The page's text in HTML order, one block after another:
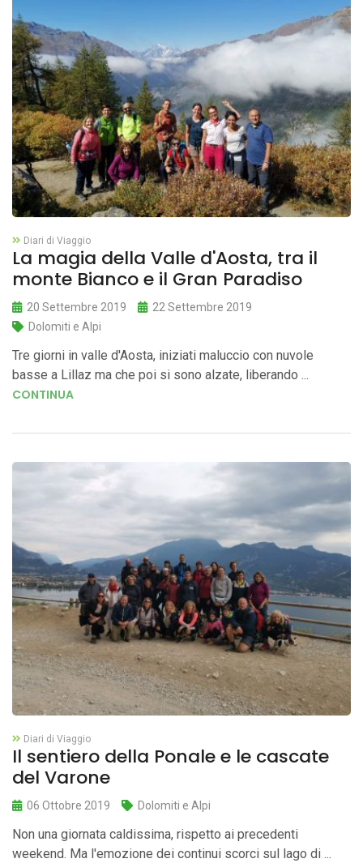
Diari di Viaggio
La magia della Valle d'Aosta, tra il
monte Bianco e il Gran Paradiso
20 Settembre 2019
22 Settembre 2019
Dolomiti e Alpi
Tre giorni in valle d'Aosta, iniziati maluccio con nuvole
basse a Lillaz ma che poi si sono alzate, liberando ...
CONTINUA
Diari di Viaggio
Il sentiero della Ponale e le cascate
del Varone
06 Ottobre 2019 Dolomiti e Alpi
Non una giornata caldissima, rispetto ai precedenti
weekend. Ma l'emozione dei continui scorci sul lago di ...